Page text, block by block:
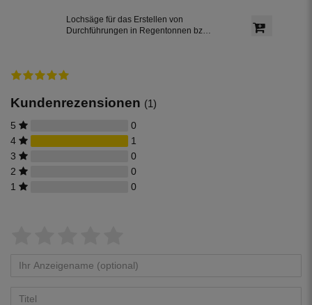
Lochsäge für das Erstellen von
Durchführungen in Regentonnen bzw.
Kundenrezensionen (1)
5
0
4
1
3
0
2
0
1
0